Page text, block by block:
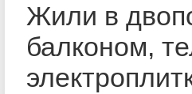
Жили в
балконом,